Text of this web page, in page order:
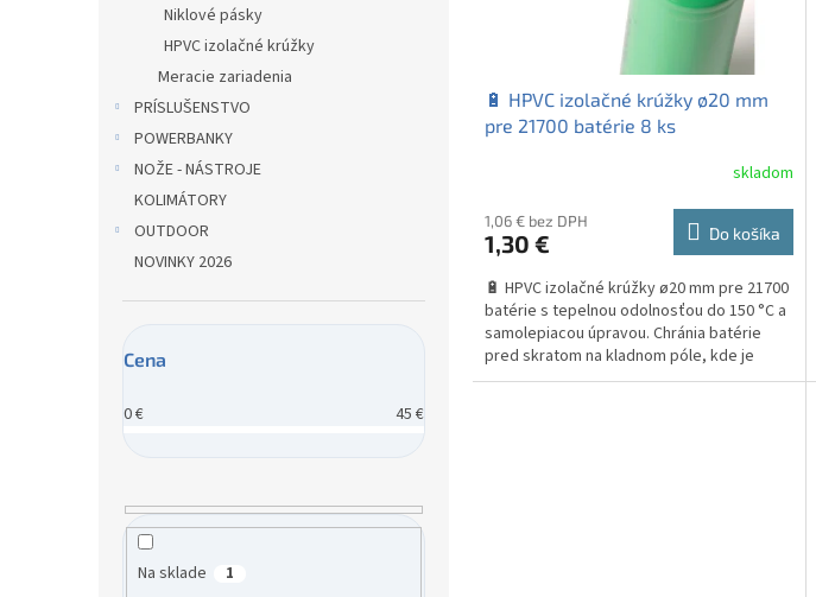
Niklové pásky
HPVC izolačné krúžky
Meracie zariadenia
PRÍSLUŠENSTVO
POWERBANKY
NOŽE - NÁSTROJE
KOLIMÁTORY
OUTDOOR
NOVINKY 2026
Cena
0€ 45 €
Na sklade 1
🔋 HPVC izolačné krúžky ø20 mm
pre 21700 batérie 8 ks
skladom
1,06 € bez DPH
1,30 € Do košíka
🔋 HPVC izolačné krúžky ø20 mm pre 21700
batérie s tepelnou odolnosťou do 150 °C a
samolepiacou úpravou. Chránia batérie
pred skratom na kladnom póle, kde je
riziko najvyššie...